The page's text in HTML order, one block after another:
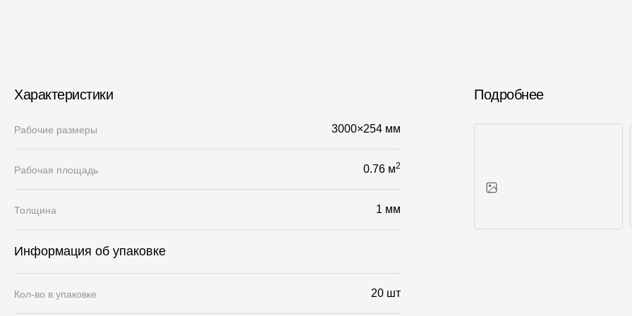
Характеристики
Рабочие размеры 3000×254 мм
Рабочая площадь 0.76 м2
Толщина 1 мм
Информация об упаковке
Кол-во в упаковке 20 шт
Подробнее